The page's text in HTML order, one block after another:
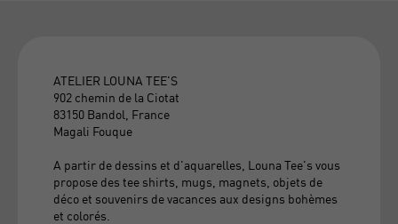
ATELIER LOUNA TEE'S
902 chemin de la Ciotat
83150 Bandol, France
Magali Fouque
A partir de dessins et d'aquarelles, Louna Tee's vous
propose des tee shirts, mugs, magnets, objets de
déco et souvenirs de vacances aux designs bohèmes
et colorés.